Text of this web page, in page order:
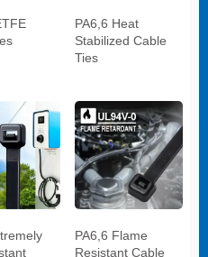
PA6,6 Heat
Stabilized Cable
Ties
PA6,6 Flame
Resistant Cable